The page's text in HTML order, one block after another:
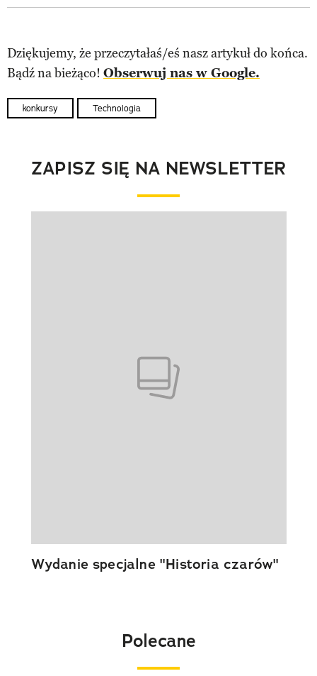
Dziękujemy, że przeczytałaś/eś nasz artykuł do końca.
Bądź na bieżąco! Obserwuj nas w Google.
konkursy Technologia
ZAPISZ SIĘ NA NEWSLETTER
Wydanie specjalne "Historia czarów"
Polecane